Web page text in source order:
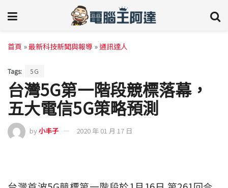
首頁 »最新科技新聞與報導 »通訊達人
Tags: 5G
台灣5G第一階段競標落幕，
五大電信5G策略預測
by小丰子 2020 年 01 月 17 日